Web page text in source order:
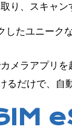
り、スキャン
たユニーク
ラアプリを
るだけで、自